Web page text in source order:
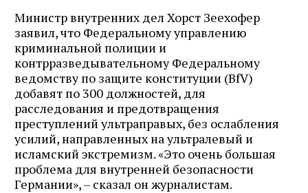
Министр внутренних дел Хорст Зеехофер
заявил, что Федеральному управлению
криминальной полиции и
контрразведывательному Федеральному
ведомству по защите конституции (BfV)
добавят по 300 должностей, для
расследования и предотвращения
преступлений ультраправых, без ослабления
усилий, направленных на ультралевый и
исламский экстремизм. «Это очень большая
проблема для внутренней безопасности
Германии», – сказал он журналистам.